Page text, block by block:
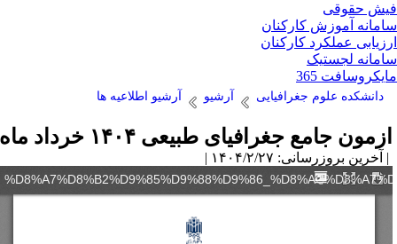
حقوقی
آموزش کارکنان
عملکرد کارکنان
لجستیک
365
دانشکده علوم جغرافیایی آرشیو آرشیو اطلاعیه ها
جامع جغرافیای طبیعی ۱۴۰۴ خرداد ماه
بروزرسانی: ۱۴۰۴/۲/۲۷ |